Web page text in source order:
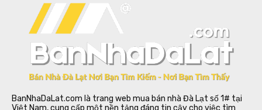
BanNhaDaLat.com là trang web mua bán nhà Đà Lạt số 1# tại
Việt Nam, cung cấp một nền tảng đáng tin cậy cho việc tìm